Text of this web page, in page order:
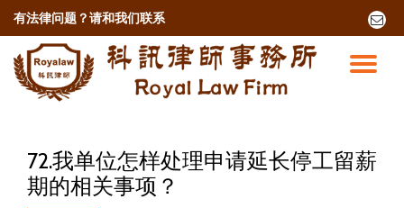
有法律问题？请和我们联系
fa-
o
切
导
72.我单位怎样处理申请延长停工留薪
期的相关事项？